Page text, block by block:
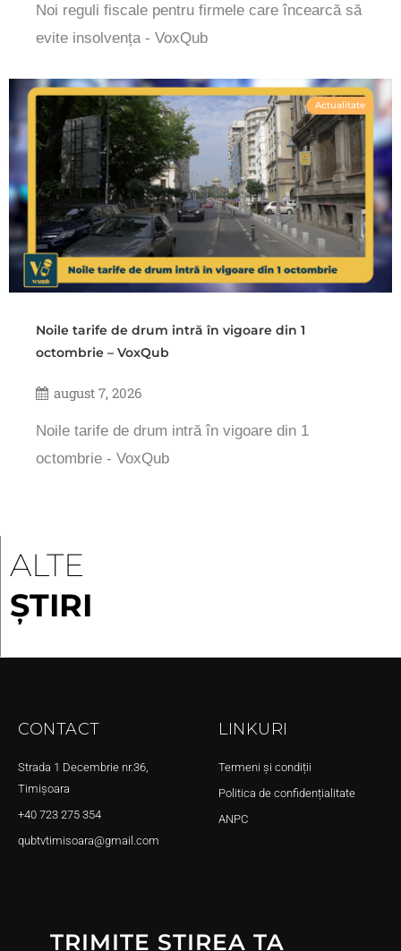
Noi reguli fiscale pentru firmele care încearcă să
evite insolvența - VoxQub
Actualitate
Noile tarife de drum intră în vigoare din 1
octombrie – VoxQub
august 7, 2026
Noile tarife de drum intră în vigoare din 1
octombrie - VoxQub
ALTE
ȘTIRI
CONTACT
Strada 1 Decembrie nr.36,
Timișoara
+40 723 275 354
qubtvtimisoara@gmail.com
LINKURI
Termeni și condiții
Politica de confidențialitate
ANPC
TRIMITE ȘTIREA TA